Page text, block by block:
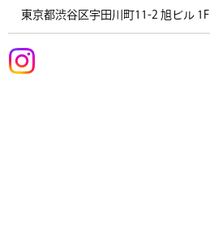
東京都渋谷区宇田川町11-2 旭ビル 1F ​